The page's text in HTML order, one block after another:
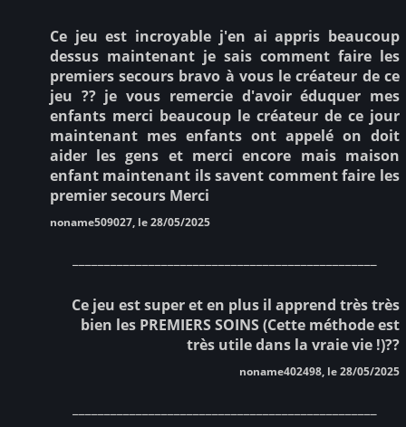
Ce jeu est incroyable j'en ai appris beaucoup
dessus maintenant je sais comment faire les
premiers secours bravo à vous le créateur de ce
jeu ?? je vous remercie d'avoir éduquer mes
enfants merci beaucoup le créateur de ce jour
maintenant mes enfants ont appelé on doit
aider les gens et merci encore mais maison
enfant maintenant ils savent comment faire les
premier secours Merci
noname509027, le 28/05/2025
Ce jeu est super et en plus il apprend très très
bien les PREMIERS SOINS (Cette méthode est
très utile dans la vraie vie !)??
noname402498, le 28/05/2025